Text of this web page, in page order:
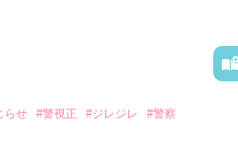
らせ #警視正 #ジレジレ #警察